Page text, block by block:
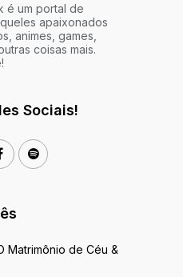
é um portal de
apaixonados
animes, games,
coisas mais.
Sociais!
Matrimônio de Céu &